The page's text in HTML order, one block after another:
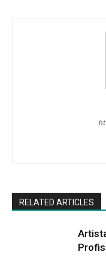
RELATED ARTICLES